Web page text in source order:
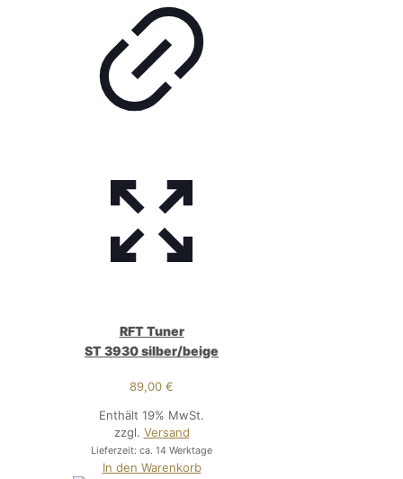
RFT Tuner
ST 3930 silber/beige
89,00€
Enthält 19% MwSt.
zzgl. Versand
Lieferzeit: ca. 14 Werktage
In den Warenkorb